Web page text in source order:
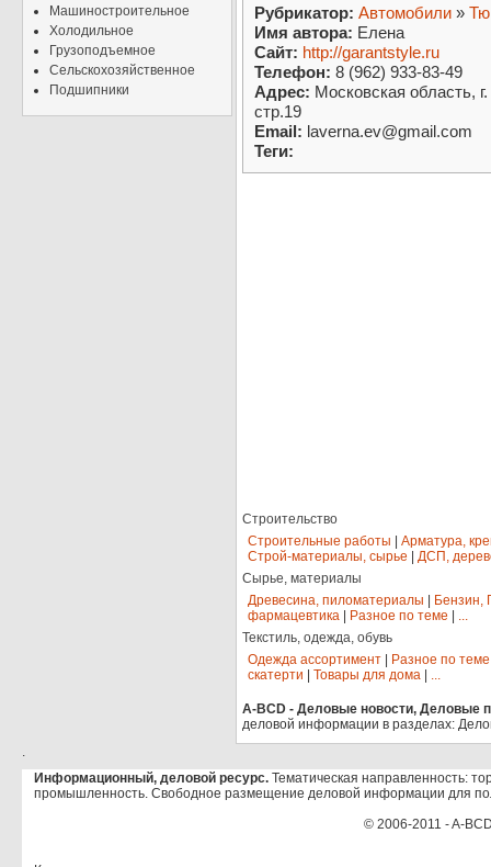
Машиностроительное
Холодильное
Грузоподъемное
Сельскохозяйственное
Подшипники
Рубрикатор: Автомобили »
Имя автора: Елена
Сайт: http://garantstyle.ru
Телефон: 8 (962) 933-83-49
Адрес: Московская область,
стр.19
Email: laverna.ev@gmail.com
Теги:
Строительство
Строительные работы
Арматура,
Строй-материалы, сырье
ДСП,
Сырье, материалы
Древесина, пиломатериалы
Бензин,
фармацевтика
Разное по теме
...
Текстиль, одежда, обувь
Одежда ассортимент
Разное по теме
скатерти
Товары для дома ...
A-BCD - Деловые новости, Деловые
деловой информации в разделах:
.
Информационный, деловой ресурс. Тематическая направленность:
промышленность. Свободное размещение деловой информации для
© 2006-2011 - A-